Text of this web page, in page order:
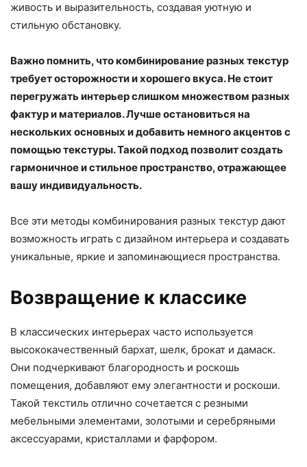
живость и выразительность, создавая уютную и
стильную обстановку.
Важно помнить, что комбинирование разных текстур
требует осторожности и хорошего вкуса. Не стоит
перегружать интерьер слишком множеством разных
фактур и материалов. Лучше остановиться на
нескольких основных и добавить немного акцентов с
помощью текстуры. Такой подход позволит создать
гармоничное и стильное пространство, отражающее
вашу индивидуальность.
Все эти методы комбинирования разных текстур дают
возможность играть с дизайном интерьера и создавать
уникальные, яркие и запоминающиеся пространства.
Возвращение к классике
В классических интерьерах часто используется
высококачественный бархат, шелк, брокат и дамаск.
Они подчеркивают благородность и роскошь
помещения, добавляют ему элегантности и роскоши.
Такой текстиль отлично сочетается с резными
мебельными элементами, золотыми и серебряными
аксессуарами, кристаллами и фарфором.